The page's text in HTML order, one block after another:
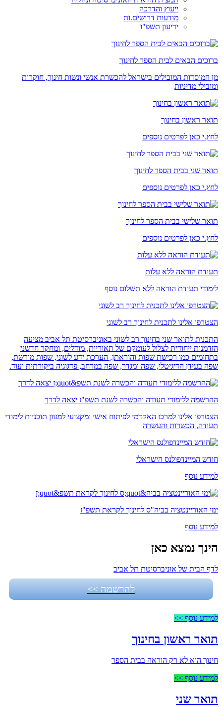
ייעוץ והדרכה
מודעות דרושים.ות
ידיעון תשפ"ו
ברוכים הבאים לבית הספר לחינוך
מן המוסדות המובילים בישראל להכשרת אנשי ונשות חינוך, חוקרות
ומובילי מדיניות
תואר ראשון בחינוך
לחץ.י כאן לפרטים נוספים
תואר שני בבית הספר לחינוך
לחץ.י כאן לפרטים נוספים
תואר שלישי בבית הספר לחינוך
לחץ.י כאן לפרטים נוספים
תעודת הוראה ללא עלות
לימודי תעודת הוראה ללא תשלום נוסף
הצטרפו אלינו לתכנית לחינוך רב לשוני
התכנית לתואר שני בחינוך רב לשוני באוניברסיטת תל אביב מציעה
הזדמנות ייחודית לצלול לעומקם של תאוריות, מודלים, ומחקר חדשני
בתחומים כמו רכישת שפות והוראתן, הערכת ידע לשוני, שפות מורשת,
שפה בעידן הדיגיטלי, שפה ומגדר, שפה במרחב, פדגוגיה ביקורתית ועוד.
ההרשמה ללימודי תעודה והכשרה לשנת תשפ"ז יצאה לדרך
הצטרפו אלינו למרכז האקדמי לפיתוח אישי ומקצועי למגוון תוכניות לימודי
תעודה, הכשרות והעשרה
חודש המיינדפולנס הישראלי
למידע נוסף
ימי האוריינטציה בביה"ס לחינוך לקראת תשפ"ז
למידע נוסף
הינך נמצא כאן
לדף הבית של אוניברסיטת תל אביב
להרשמה >>
למידע נוסף >>
תואר ראשון בחינוך
חינוך הוא לא רק הוראה בבית הספר
למידע נוסף >>
תואר שני